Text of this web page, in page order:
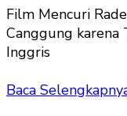
Film Mencuri
Canggung karena
Inggris
Baca